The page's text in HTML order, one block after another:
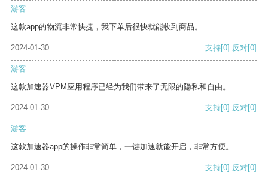
游客
这款app的物流非常快捷，我下单后很快就能收到商品。
2024-01-30 支持[0] 反对[0]
游客
这款加速器VPM应用程序已经为我们带来了无限的隐私和自由。
2024-01-30 支持[0] 反对[0]
游客
这款加速器app的操作非常简单，一键加速就能开启，非常方便。
2024-01-30 支持[0] 反对[0]